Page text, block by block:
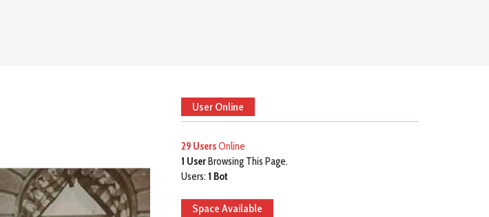
User Online
29 UsersOnline
1 UserBrowsing This Page.
Users: 1 Bot
Space Available